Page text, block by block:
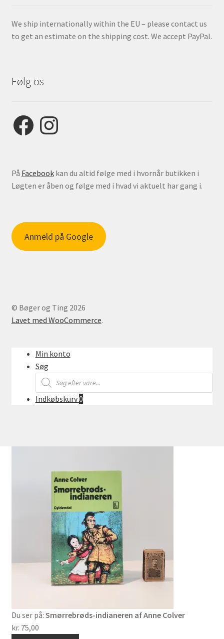
We ship internationally within the EU – please contact us
to get an estimate on the shipping cost. We accept PayPal.
Følg os
FacebookInstagram
På Facebookkan du altid følge med i hvornår butikken i
Løgten er åben og følge med i hvad vi aktuelt har gang i.
Anmeld på Google
© Bøger og Ting 2026
Lavet med WooCommerce.
Min konto
Søg
Products
search
Indkøbskurv0
Du ser på: Smørrebrøds-indianeren af Anne Colver
kr. 75,00